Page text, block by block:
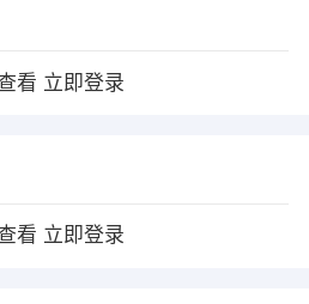
看 立即登录
看 立即登录